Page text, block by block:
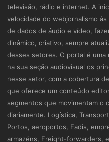
televisão, rádio e internet. A
velocidade do webjornalismo
de dados de áudio e vídeo,
dinâmico, criativo, sempre
desses setores. O portal é
na sua seção audiovisual os
nesse setor, com a cobertura
que oferece um conteúdo
segmentos que movimentam o
diariamente. Logística,
Portos, aeroportos, Eadis,
armazéns, Freight-forwarders,